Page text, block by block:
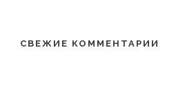
СВЕЖИЕ КОММЕНТАРИИ